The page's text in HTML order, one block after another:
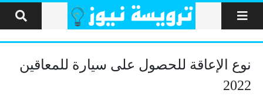
التخطي إلى المحتوى
نوع الإعاقة للحصول على سيارة للمعاقين
2022